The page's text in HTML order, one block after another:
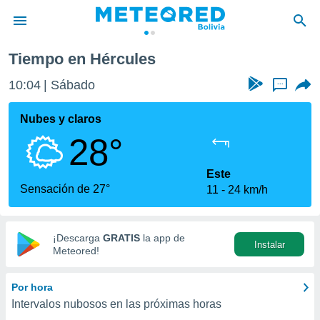
de
ha
calidad.
a este
las
y
digital
basada
Tiempo en Hércules
10:04 Sábado ...
Nubes y claros
28°
Sensación de 27°
Este
11
24 km/h
¡Descarga GRATIS la app de
Meteored!
Instalar
Por hora
Intervalos nubosos en las próximas horas